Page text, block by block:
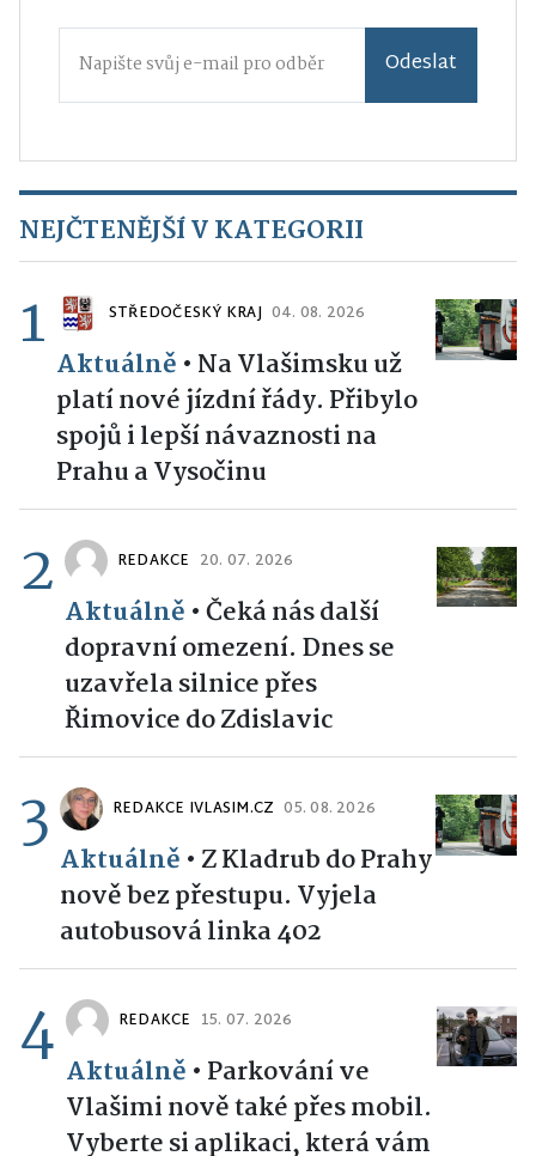
Odeslat
NEJČTENĚJŠÍ V KATEGORII
1 STŘEDOČESKÝ KRAJ 04. 08. 2026
Aktuálně • Na Vlašimsku už
platí nové jízdní řády. Přibylo
spojů i lepší návaznosti na
Prahu a Vysočinu
2 REDAKCE 20. 07. 2026
Aktuálně •Čeká nás další
dopravní omezení. Dnes se
uzavřela silnice přes
Řimovice do Zdislavic
3 REDAKCE IVLASIM.CZ 05. 08. 2026
Aktuálně • Z Kladrub do Prahy
nově bez přestupu. Vyjela
autobusová linka 402
4 REDAKCE 15. 07. 2026
Aktuálně • Parkování ve
Vlašimi nově také přes mobil.
Vyberte si aplikaci, která vám